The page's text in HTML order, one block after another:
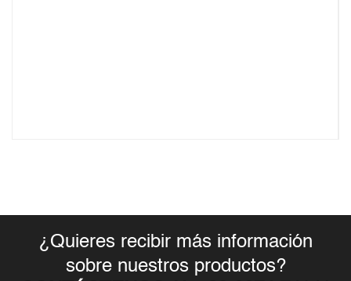
¿Quieres recibir más información
sobre nuestros productos?